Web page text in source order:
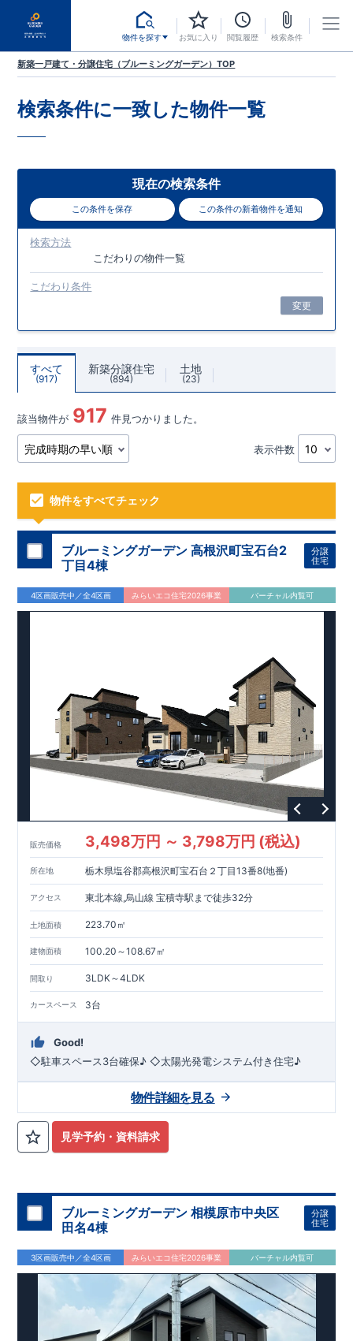
物件を探す お気に入り 閲覧履歴 検索条件
新築一戸建て・分譲住宅（ブルーミングガーデン）TOP
検索条件に一致した物件一覧
現在の検索条件
この条件を保存 この条件の新着物件を通知
検索方法
こだわりの物件一覧
こだわり条件
変更
すべて
917
新築分譲住宅
894
土地
23
該当物件が 917 件見つかりました。
表示件数
物件をすべてチェック
ブルーミングガーデン 高根沢町宝石台2
丁目4棟
分譲
住宅
4区画販売中／全4区画 みらいエコ住宅2026事業 バーチャル内覧可
販売価格 3,498万円 ～ 3,798万円 (税込)
所在地 栃木県塩谷郡高根沢町宝石台２丁目13番8(地番)
アクセス 東北本線,烏山線 宝積寺駅まで徒歩32分
土地面積 223.70㎡
建物面積 100.20～108.67㎡
間取り 3LDK～4LDK
カースペース 3台
Good!
◇駐車スペース3台確保♪ ◇太陽光発電システム付き住宅♪
見学予約・資料請求
物件詳細を見る
ブルーミングガーデン 相模原市中央区
田名4棟
分譲
住宅
3区画販売中／全4区画 みらいエコ住宅2026事業 バーチャル内覧可